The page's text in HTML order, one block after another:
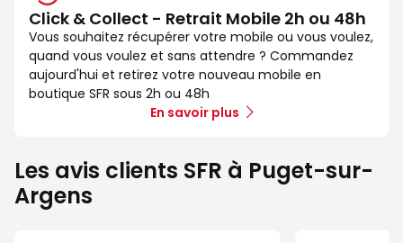
Click & Collect - Retrait Mobile 2h ou 48h
Vous souhaitez récupérer votre mobile ou vous voulez,
quand vous voulez et sans attendre ? Commandez
aujourd'hui et retirez votre nouveau mobile en
boutique SFR sous 2h ou 48h
En savoir plus
Les avis clients SFR à Puget-sur-
Argens